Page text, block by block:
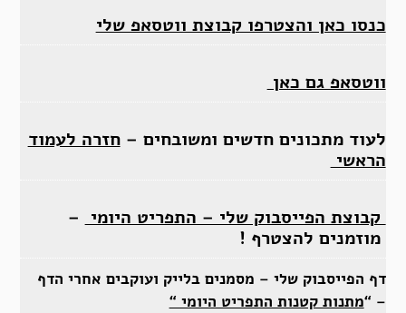
כנסו כאן והצטרפו קבוצת ווטסאפ שלי
ווטסאפ גם כאן
לעוד מתכונים חדשים ומשובחים –חזרה לעמוד
הראשי
קבוצת הפייסבוק שלי – התפריט היומי –
מוזמנים להצטרף !
דף הפייסבוק שלי – מסמנים בלייק ועוקבים אחרי הדף
– “מתנות קטנות התפריט היומי “